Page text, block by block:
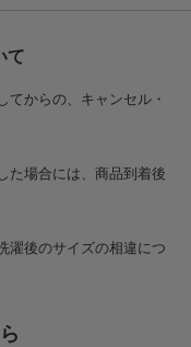
て
てからの、キャンセル・
た場合には、商品到着後
濯後のサイズの相違につ